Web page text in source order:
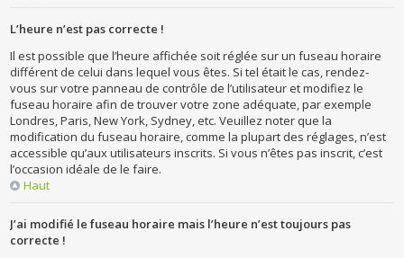
L’heure n’est pas correcte !
Il est possible que l’heure affichée soit réglée sur un fuseau horaire
différent de celui dans lequel vous êtes. Si tel était le cas, rendez-
vous sur votre panneau de contrôle de l’utilisateur et modifiez le
fuseau horaire afin de trouver votre zone adéquate, par exemple
Londres, Paris, New York, Sydney, etc. Veuillez noter que la
modification du fuseau horaire, comme la plupart des réglages, n’est
accessible qu’aux utilisateurs inscrits. Si vous n’êtes pas inscrit, c’est
l’occasion idéale de le faire.
Haut
J’ai modifié le fuseau horaire mais l’heure n’est toujours pas
correcte !